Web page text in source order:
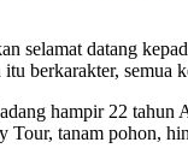
selamat datang
berkarakter, semua
hampir 22
tanam pohon,